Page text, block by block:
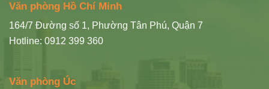
Văn phòng Hồ Chí Minh
164/7 Đường số 1, Phường Tân Phú, Quận 7
Hotline: 0912 399 360
Văn phòng Úc